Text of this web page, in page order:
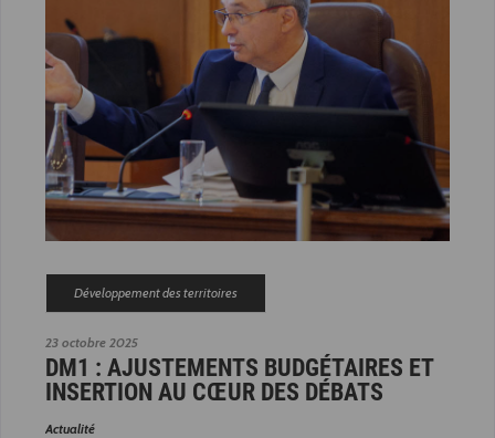
23 octobre 2025
Développement des territoires
DM1 : AJUSTEMENTS BUDGÉTAIRES ET
INSERTION AU CŒUR DES DÉBATS
Actualité